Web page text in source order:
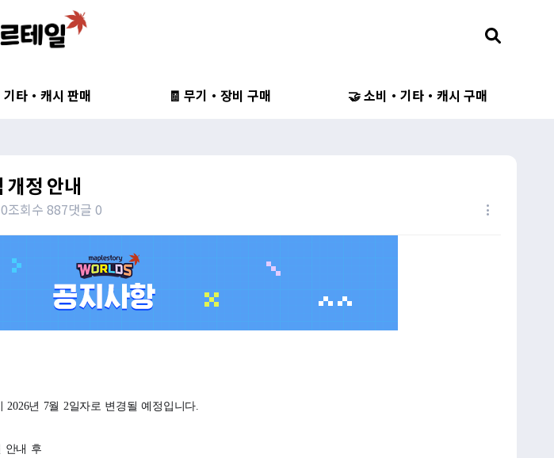
타・캐시 판매 🧾 무기・장비 구매 🤝 소비・기타・캐시 구매
정 안내
조회수 887댓글 0
년 7월 2일자로 변경될 예정입니다.
안내 후